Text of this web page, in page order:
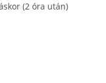
(2 óra után)